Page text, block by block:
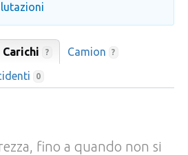
Carichi ? Camion ?
0
fino a quando non si